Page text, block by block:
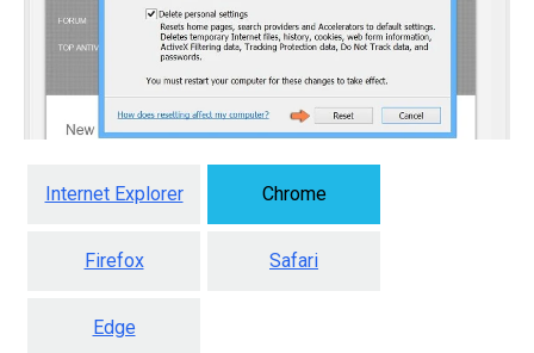
Internet Explorer Chrome
Firefox Safari
Edge